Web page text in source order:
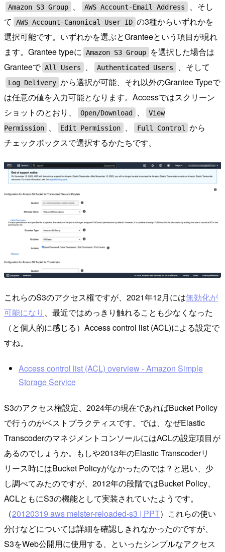
Amazon S3 Group 、 AWS Account-Email Address
、そし
て
AWS Account-Canonical User ID の3種からいずれかを
選択可能です。いずれかを選ぶとGranteeという項目が現れ
ます。Grantee typeに Amazon S3 Group
を選択した場合は
Granteeで All Users 、 Authenticated Users 、そして
Log Delivery から選択が可能、それ以外のGrantee Typeで
は任意の値を入力可能となります。Accessではスクリーン
ショットのとおり、
Open/Download 、
View
Permission
、 Edit Permission 、 Full Control
から
チェックボックスで選択するかたちです。
これらのS3のアクセス権ですが、2021年12月には無効化が
可能になり 、最近ではめっきり触れることも少なくなった
（と個人的に感じる）Access control list (ACL)による設定で
すね。
Access control list (ACL) overview - Amazon Simple
Storage Service
S3のアクセス権設定、2024年の現在であればBucket Policy
で行うのがベストプラクティスです。では、なぜElastic
TranscoderのマネジメントコンソールにはACLの設定項目が
あるのでしょうか。もしや2013年のElastic Transcoderリ
リース時にはBucket Policyがなかったのでは？と思い、少
し調べてみたのですが、2012年の段階ではBucket Policy、
ACLともにS3の機能として実装されていたようです。
（20120319 aws meister-reloaded-s3 | PPT）これらの使い
分けなどについては詳細を確認しきれなかったのですが、
S3をWeb公開用に使用する、といったシンプルなアクセス